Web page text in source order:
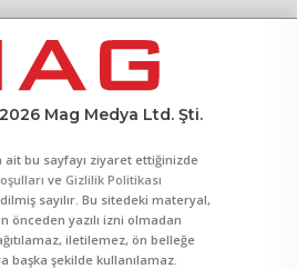
Mag Medya Ltd. Şti.
ait bu sayfayı ziyaret ettiğinizde
ve Gizlilik Politikası
sayılır. Bu sitedeki materyal,
önceden yazılı izni olmadan
iletilemez, ön belleğe
başka şekilde kullanılamaz.